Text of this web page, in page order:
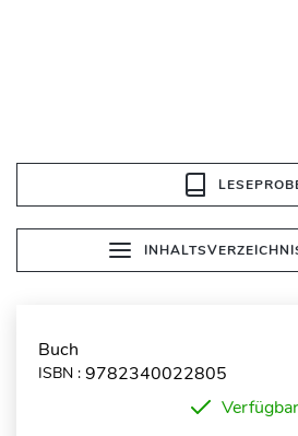
Buch
ISBN : 9782340022805
Verfügbar